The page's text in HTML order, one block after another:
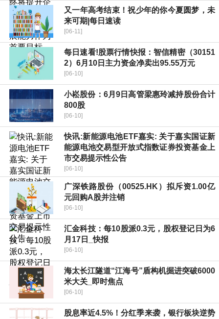
又一年高考结束！祝少年的你今夏圆梦，未
来可期|每日速读
[06-11]
每日速看!股票行情快报：智信精密（30151
2）6月10日主力资金净卖出95.55万元
[06-10]
小崧股份：6月9日高管梁惠玲减持股份合计
800股
[06-10]
快讯:新能源电池ETF嘉实: 关于嘉实国证新
能源电池交易型开放式指数证券投资基金上
市交易提示性公告
[06-10]
广深铁路股份（00525.HK）拟斥资1.00亿
元回购A股并注销
[06-10]
汇金科技：每10股派0.3元，股权登记日为6
月17日_快报
[06-10]
海太长江隧道“江海号”盾构机掘进突破6000
米大关_即时焦点
[06-10]
股息率近4.5%！分红季来袭，银行板块逆势